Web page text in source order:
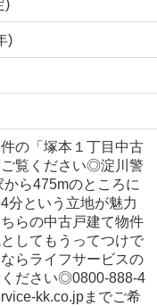
)
)
の「塚本１丁目中古
覧ください◎淀川警
ら475mのところに
分という立地が魅力
らの中古戸建て物件
してもうってつけで
らライフサービスの
ださい◎0800-888-4
kk.co.jpまでご希